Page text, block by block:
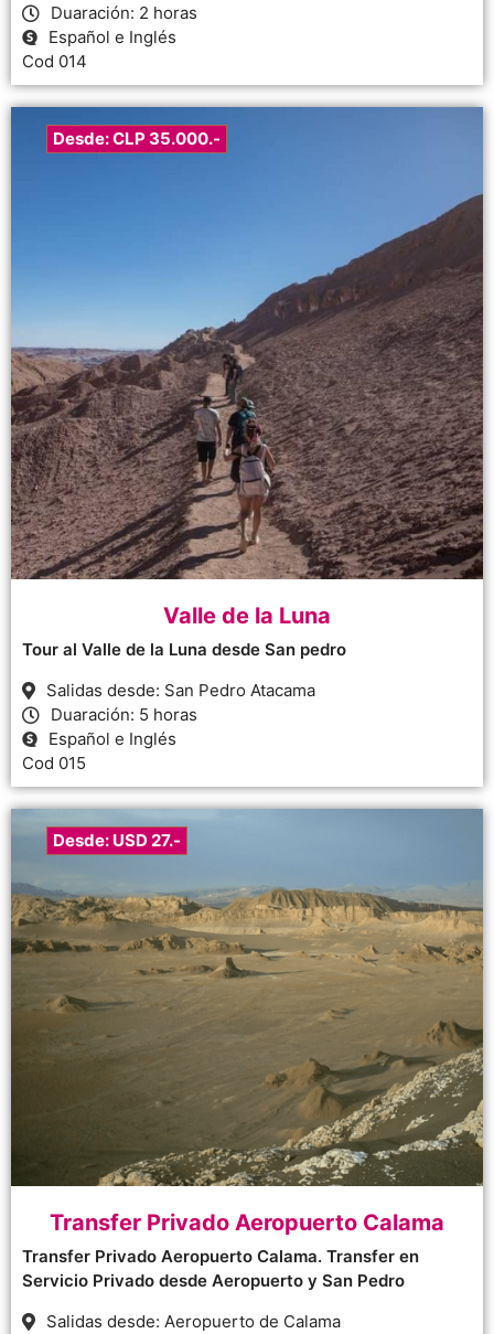
Duaración: 2 horas
Español e Inglés
Cod 014
Desde: CLP 35.000.-
Valle de la Luna
Tour al Valle de la Luna desde San pedro
Salidas desde: San Pedro Atacama
Duaración: 5 horas
Español e Inglés
Cod 015
Desde: USD 27.-
Transfer Privado Aeropuerto Calama
Transfer Privado Aeropuerto Calama. Transfer en
Servicio Privado desde Aeropuerto y San Pedro
Salidas desde: Aeropuerto de Calama